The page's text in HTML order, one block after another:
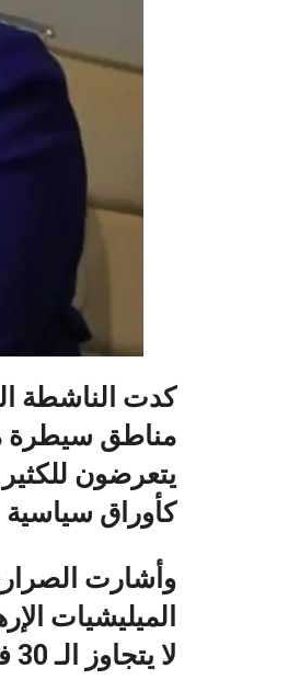
كدت الناشطة
مناطق سيطرة
يتعرضون
كأوراق سياسية
الميليشيات
لا يتجاوز الـ 30 في المائة.